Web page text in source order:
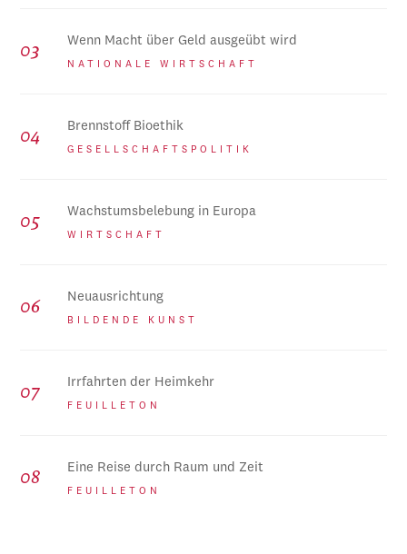
Wenn Macht über Geld ausgeübt wird
NATIONALE WIRTSCHAFT
Brennstoff Bioethik
GESELLSCHAFTSPOLITIK
Wachstumsbelebung in Europa
WIRTSCHAFT
Neuausrichtung
BILDENDE KUNST
Irrfahrten der Heimkehr
FEUILLETON
Eine Reise durch Raum und Zeit
FEUILLETON